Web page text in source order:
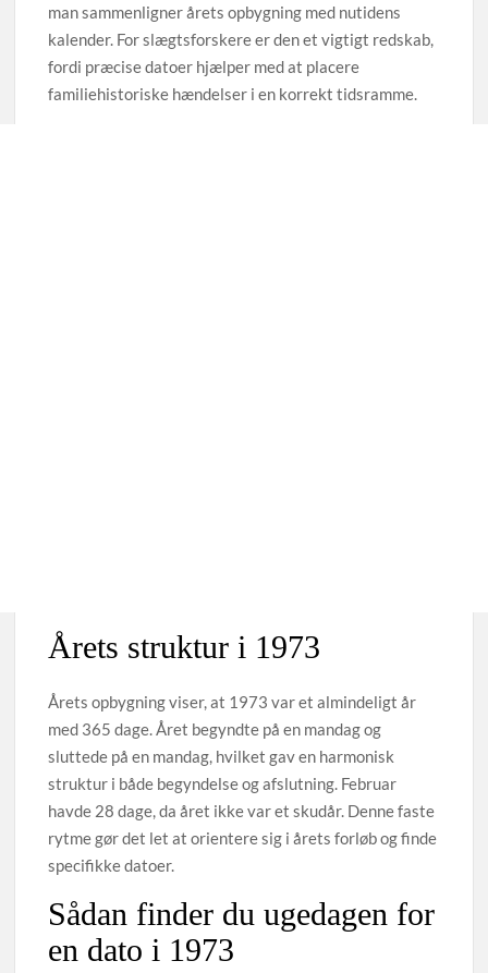
man sammenligner årets opbygning med nutidens
kalender. For slægtsforskere er den et vigtigt redskab,
fordi præcise datoer hjælper med at placere
familiehistoriske hændelser i en korrekt tidsramme.
Årets struktur i 1973
Årets opbygning viser, at 1973 var et almindeligt år
med 365 dage. Året begyndte på en mandag og
sluttede på en mandag, hvilket gav en harmonisk
struktur i både begyndelse og afslutning. Februar
havde 28 dage, da året ikke var et skudår. Denne faste
rytme gør det let at orientere sig i årets forløb og finde
specifikke datoer.
Sådan finder du ugedagen for
en dato i 1973